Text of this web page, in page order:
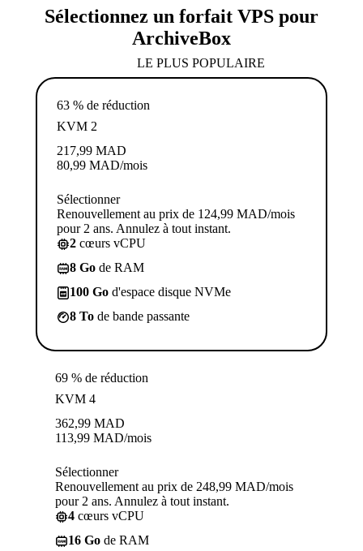
Sélectionnez un forfait VPS pour
ArchiveBox
LE PLUS POPULAIRE
63 % de réduction
KVM 2
217,99 MAD
80,99 MAD/mois
Sélectionner
Renouvellement au prix de 124,99 MAD/mois
pour 2 ans. Annulez à tout instant.
2 cœurs vCPU
8 Go de RAM
100 Go d'espace disque NVMe
8 To de bande passante
69 % de réduction
KVM 4
362,99 MAD
113,99 MAD/mois
Sélectionner
Renouvellement au prix de 248,99 MAD/mois
pour 2 ans. Annulez à tout instant.
4 cœurs vCPU
16 Go de RAM